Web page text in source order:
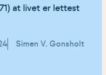
at livet er lettest
Simen V. Gonsholt